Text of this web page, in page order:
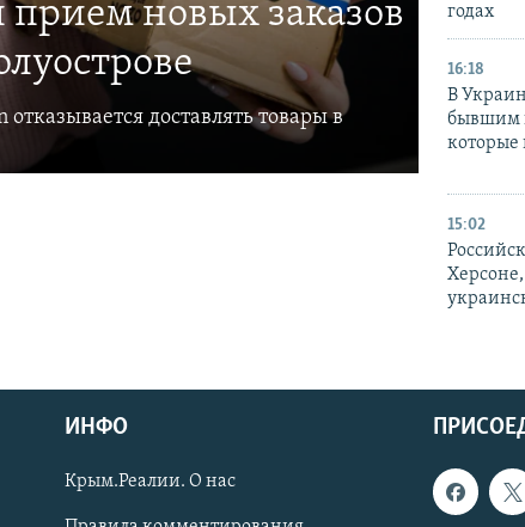
прием новых заказов
доставлять товары в
годах
16:18
В
бывшим
которые
15:02
Херсоне,
ИНФО
Крым.Реалии. О нас